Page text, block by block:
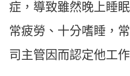
症，導致雖然晚上睡
常疲勞、十分嗜睡，
司主管因而認定他工